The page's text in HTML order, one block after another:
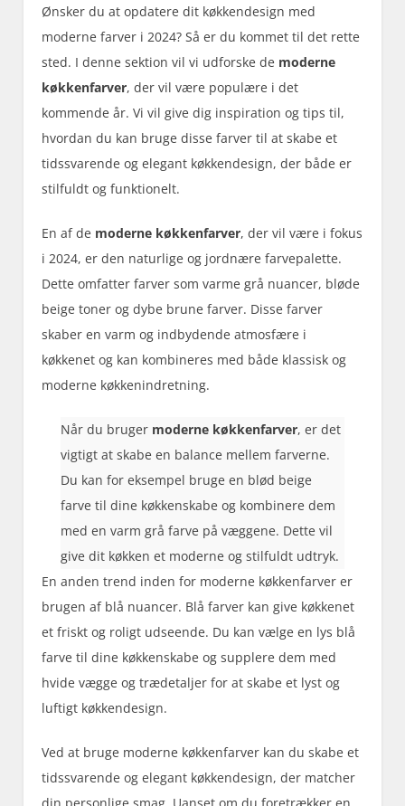
Ønsker du at opdatere dit køkkendesign med
moderne farver i 2024? Så er du kommet til det rette
sted. I denne sektion vil vi udforske de moderne
køkkenfarver, der vil være populære i det
kommende år. Vi vil give dig inspiration og tips til,
hvordan du kan bruge disse farver til at skabe et
tidssvarende og elegant køkkendesign, der både er
stilfuldt og funktionelt.
En af de moderne køkkenfarver, der vil være i fokus
i 2024, er den naturlige og jordnære farvepalette.
Dette omfatter farver som varme grå nuancer, bløde
beige toner og dybe brune farver. Disse farver
skaber en varm og indbydende atmosfære i
køkkenet og kan kombineres med både klassisk og
moderne køkkenindretning.
Når du bruger moderne køkkenfarver, er det
vigtigt at skabe en balance mellem farverne.
Du kan for eksempel bruge en blød beige
farve til dine køkkenskabe og kombinere dem
med en varm grå farve på væggene. Dette vil
give dit køkken et moderne og stilfuldt udtryk.
En anden trend inden for moderne køkkenfarver er
brugen af blå nuancer. Blå farver kan give køkkenet
et friskt og roligt udseende. Du kan vælge en lys blå
farve til dine køkkenskabe og supplere dem med
hvide vægge og trædetaljer for at skabe et lyst og
luftigt køkkendesign.
Ved at bruge moderne køkkenfarver kan du skabe et
tidssvarende og elegant køkkendesign, der matcher